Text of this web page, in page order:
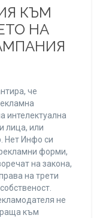
КЪМ
НА
че
интелектуална
лица, или
Нет Инфо си
форми,
на закона,
на трети
не
към